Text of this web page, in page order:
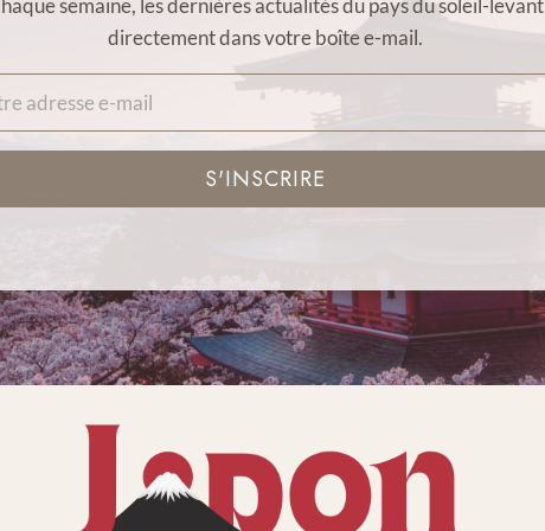
semaine, les dernières actualités du pays du soleil-levant
directement dans votre boîte e-mail.
S'INSCRIRE